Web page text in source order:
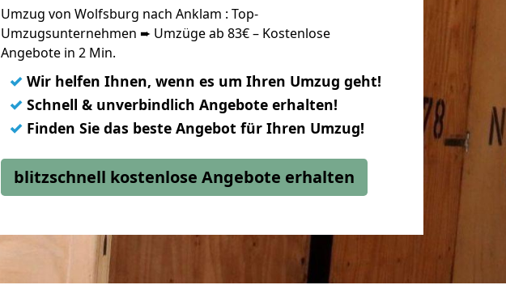
Umzug von Wolfsburg nach Anklam : Top-
Umzugsunternehmen ➨ Umzüge ab 83€ – Kostenlose
Angebote in 2 Min.
✓ Wir helfen Ihnen, wenn es um Ihren Umzug geht!
✓ Schnell & unverbindlich Angebote erhalten!
✓ Finden Sie das beste Angebot für Ihren Umzug!
blitzschnell kostenlose Angebote erhalten